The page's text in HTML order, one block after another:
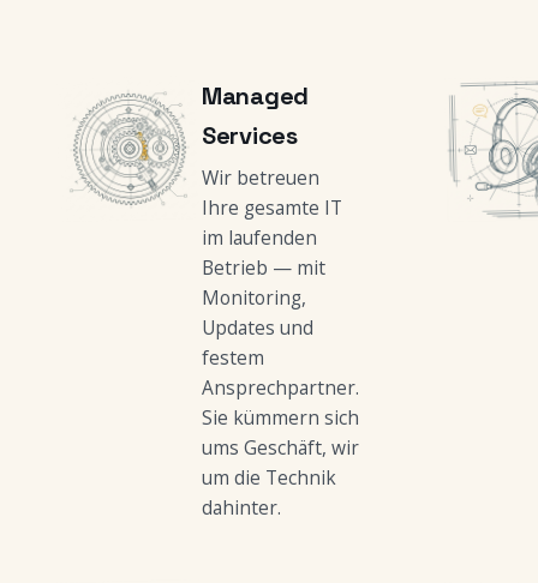
Managed
Services
Wir betreuen
Ihre gesamte IT
im laufenden
Betrieb — mit
Monitoring,
Updates und
festem
Ansprechpartner.
Sie kümmern sich
ums Geschäft, wir
um die Technik
dahinter.